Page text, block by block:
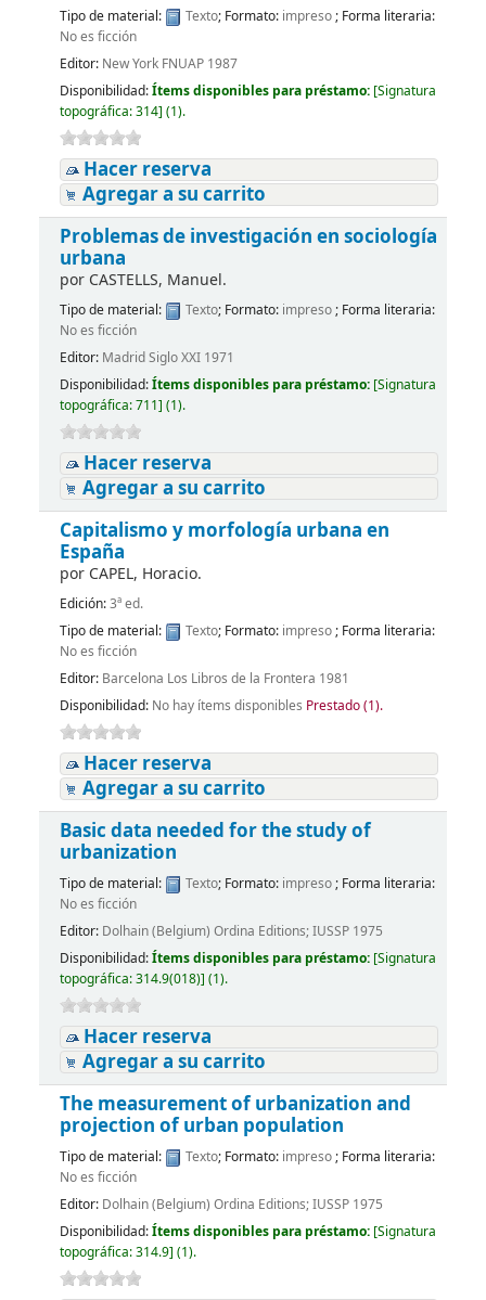
Tipo de material: Texto; Formato: impreso; Forma literaria:
No es ficción
Editor: New York FNUAP 1987
Disponibilidad:Ítems disponibles para préstamo: [Signatura
topográfica:314] (1).
Hacer reserva
Agregar a su carrito
Problemas de investigación en sociología
urbana
por CASTELLS, Manuel.
Tipo de material: Texto; Formato: impreso; Forma literaria:
No es ficción
Editor: Madrid Siglo XXI 1971
Disponibilidad:Ítems disponibles para préstamo: [Signatura
topográfica:711] (1).
Hacer reserva
Agregar a su carrito
Capitalismo y morfología urbana en
España
por CAPEL, Horacio.
Edición:3ª ed.
Tipo de material:
Texto; Formato: impreso; Forma literaria:
No es ficción
Editor: Barcelona Los Libros de la Frontera 1981
Disponibilidad: No hay ítems disponibles Prestado (1).
Hacer reserva
Agregar a su carrito
Basic data needed for the study of
urbanization
Tipo de material: Texto; Formato: impreso; Forma literaria:
No es ficción
Editor: Dolhain (Belgium) Ordina Editions; IUSSP 1975
Disponibilidad:Ítems disponibles para préstamo: [Signatura
topográfica:314.9(018)] (1).
Hacer reserva
Agregar a su carrito
The measurement of urbanization and
projection of urban population
Tipo de material: Texto; Formato: impreso; Forma literaria:
No es ficción
Editor: Dolhain (Belgium) Ordina Editions; IUSSP 1975
Disponibilidad:Ítems disponibles para préstamo: [Signatura
topográfica:314.9] (1).